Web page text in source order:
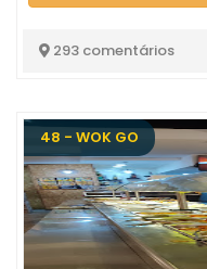
293 comentários
48 - WOK GO